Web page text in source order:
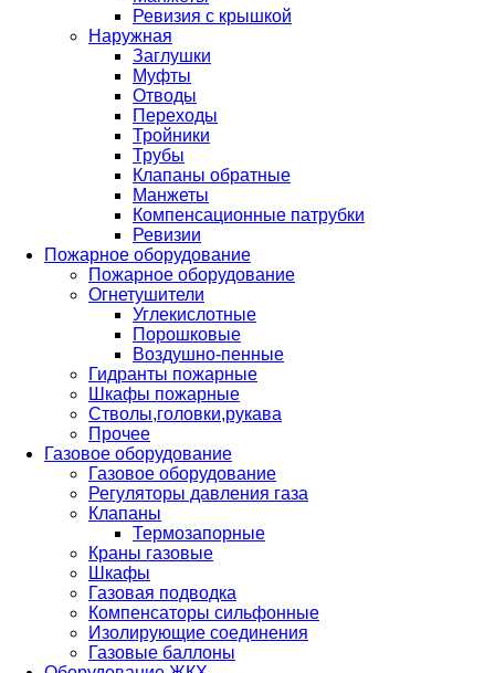
Ревизия с крышкой
Наружная
Заглушки
Муфты
Отводы
Переходы
Тройники
Трубы
Клапаны обратные
Манжеты
Компенсационные патрубки
Ревизии
Пожарное оборудование
Пожарное оборудование
Огнетушители
Углекислотные
Порошковые
Воздушно-пенные
Гидранты пожарные
Шкафы пожарные
Стволы,головки,рукава
Прочее
Газовое оборудование
Газовое оборудование
Регуляторы давления газа
Клапаны
Термозапорные
Краны газовые
Шкафы
Газовая подводка
Компенсаторы сильфонные
Изолирующие соединения
Газовые баллоны